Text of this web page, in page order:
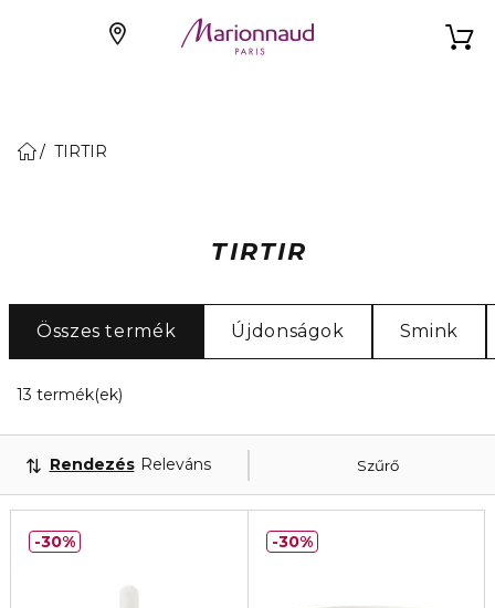
TIRTIR
TIRTIR
Összes termék Újdonságok Smink
13 termék(ek)
Szűrő
Rendezés Releváns
30% 30%